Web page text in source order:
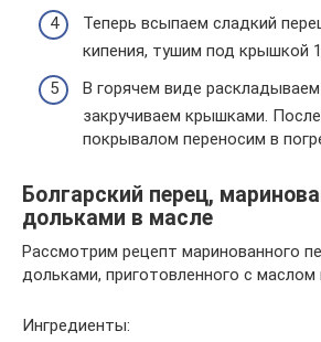
Теперь всыпаем сладкий
кипения, тушим под крышкой
В горячем виде
закручиваем крышками.
покрывалом переносим в
Болгарский перец,
дольками в масле
Рассмотрим рецепт маринованного
дольками, приготовленного с маслом
Ингредиенты: